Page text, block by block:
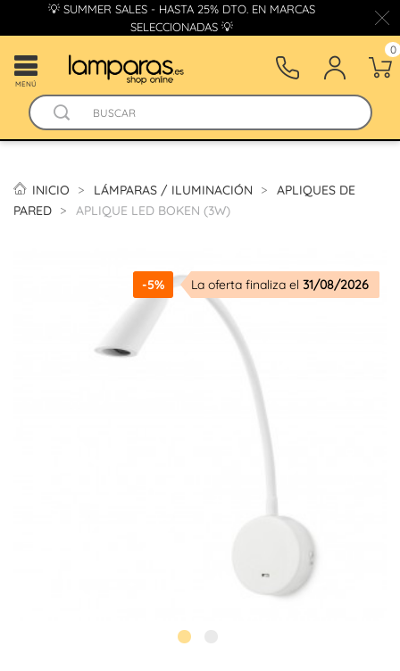
💡 SUMMER SALES - HASTA 25% DTO. EN MARCAS
SELECCIONADAS 💡
MENÚ
0
INICIO LÁMPARAS / ILUMINACIÓN
APLIQUES DE
PARED
APLIQUE LED BOKEN (3W)
-5% La oferta finaliza el 31/08/2026